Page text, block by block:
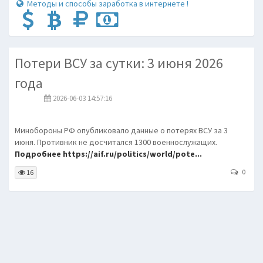
Методы и способы заработка в интернете !
Потери ВСУ за сутки: 3 июня 2026
года
2026-06-03 14:57:16
Минобороны РФ опубликовало данные о потерях ВСУ за 3
июня. Противник не досчитался 1300 военнослужащих.
Подробнее https://aif.ru/politics/world/pote...
16 0